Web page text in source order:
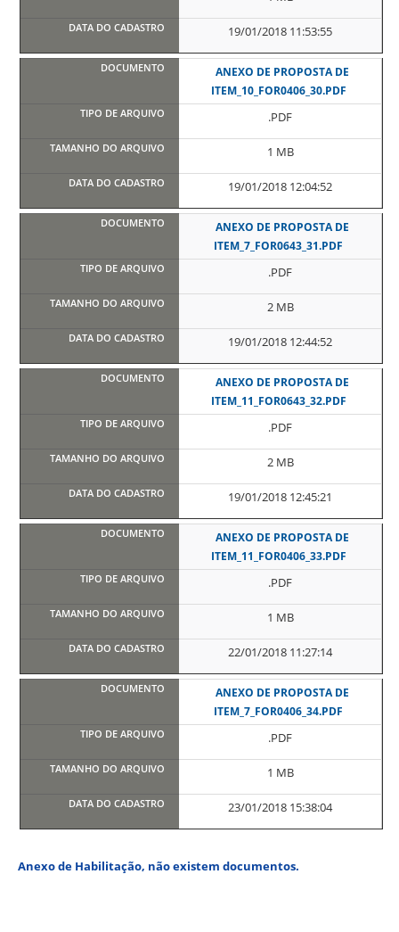
19/01/2018 11:53:55
ANEXO DE PROPOSTA DE
ITEM_10_FOR0406_30.PDF
.PDF
1 MB
19/01/2018 12:04:52
ANEXO DE PROPOSTA DE
ITEM_7_FOR0643_31.PDF
.PDF
2 MB
19/01/2018 12:44:52
ANEXO DE PROPOSTA DE
ITEM_11_FOR0643_32.PDF
.PDF
2 MB
19/01/2018 12:45:21
ANEXO DE PROPOSTA DE
ITEM_11_FOR0406_33.PDF
.PDF
1 MB
22/01/2018 11:27:14
ANEXO DE PROPOSTA DE
ITEM_7_FOR0406_34.PDF
.PDF
1 MB
23/01/2018 15:38:04
Anexo de Habilitação, não existem documentos.